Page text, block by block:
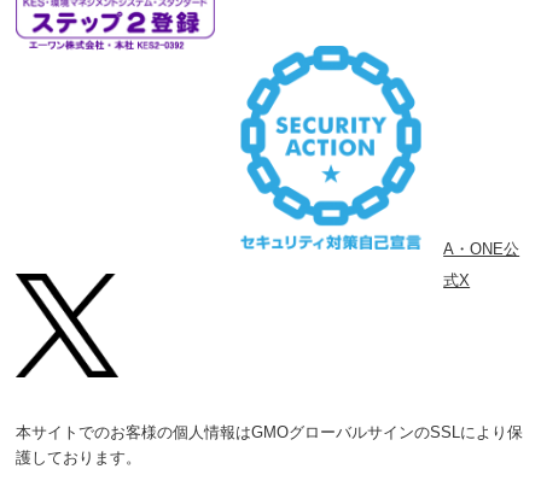
A・ONE公
式X
本サイトでのお客様の個人情報はGMOグローバルサインのSSLにより保
護しております。